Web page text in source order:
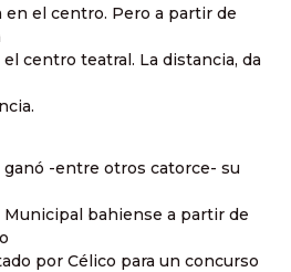
el centro. Pero a partir de
centro teatral. La distancia, da
-entre otros catorce- su
bahiense a partir de
por Célico para un concurso